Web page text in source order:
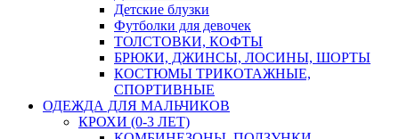
Детские блузки
Футболки для девочек
ТОЛСТОВКИ, КОФТЫ
БРЮКИ, ДЖИНСЫ, ЛОСИНЫ, ШОРТЫ
КОСТЮМЫ ТРИКОТАЖНЫЕ,
СПОРТИВНЫЕ
ОДЕЖДА ДЛЯ МАЛЬЧИКОВ
КРОХИ (0-3 ЛЕТ)